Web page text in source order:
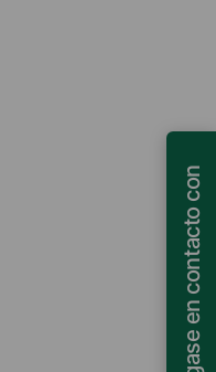
Póngase en contacto con